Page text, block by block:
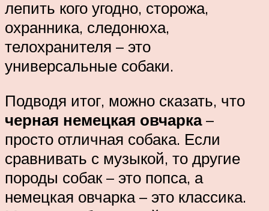
лепить кого угодно, сторожа,
охранника, следонюха,
телохранителя – это
универсальные собаки.
Подводя итог, можно сказать, что
черная немецкая овчарка–
просто отличная собака. Если
сравнивать с музыкой, то другие
породы собак – это попса, а
немецкая овчарка – это классика.